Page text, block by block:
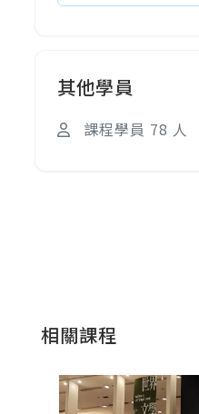
其他學員
課程學員 78 人
相關課程